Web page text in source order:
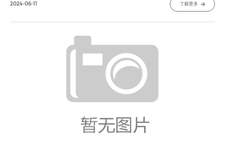
要。1. 安装前的准备工作a. 确定安装位置：选择离流体源头和下
游设备较近的位置，以确保流量测量准确。
2024-06-11 了解更多